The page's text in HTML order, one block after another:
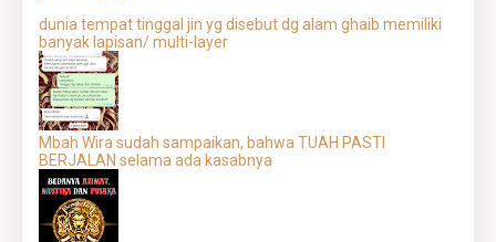
dunia tempat tinggal jin yg disebut dg alam ghaib memiliki
banyak lapisan/ multi-layer
Mbah Wira sudah sampaikan, bahwa TUAH PASTI
BERJALAN selama ada kasabnya